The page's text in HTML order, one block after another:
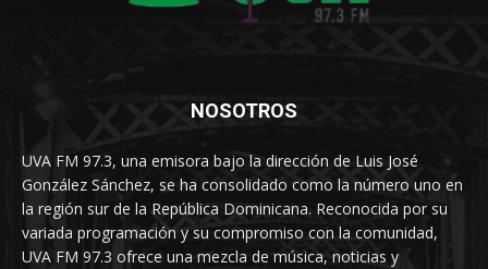
NOSOTROS
UVA FM 97.3, una emisora bajo la dirección de Luis José
González Sánchez, se ha consolidado como la número uno en
la región sur de la República Dominicana. Reconocida por su
variada programación y su compromiso con la comunidad,
UVA FM 97.3 ofrece una mezcla de música, noticias y